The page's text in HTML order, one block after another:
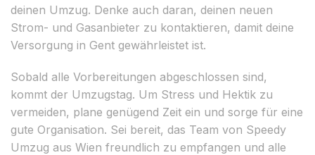
deinen Umzug. Denke auch daran, deinen neuen
Strom- und Gasanbieter zu kontaktieren, damit deine
Versorgung in Gent gewährleistet ist.
Sobald alle Vorbereitungen abgeschlossen sind,
kommt der Umzugstag. Um Stress und Hektik zu
vermeiden, plane genügend Zeit ein und sorge für eine
gute Organisation. Sei bereit, das Team von Speedy
Umzug aus Wien freundlich zu empfangen und alle